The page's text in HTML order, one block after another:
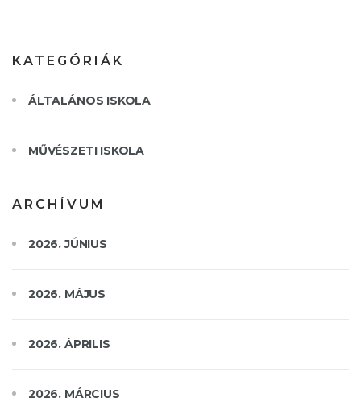
KATEGÓRIÁK
ÁLTALÁNOS ISKOLA
MŰVÉSZETI ISKOLA
ARCHÍVUM
2026. JÚNIUS
2026. MÁJUS
2026. ÁPRILIS
2026. MÁRCIUS